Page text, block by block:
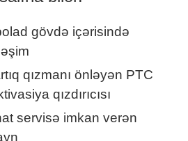
gövdə içərisində
qızmanı önləyən PTC
qızdırıcısı
servisə imkan verən